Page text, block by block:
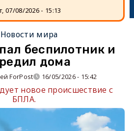
07/08/2026 - 15:13
Новости мира
беспилотник и
дома
ForPost 16/05/2026 - 15:42
новое происшествие с
БПЛА.